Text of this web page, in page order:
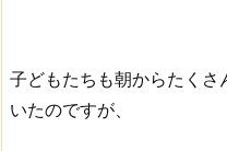
子どもたちも朝からたくさ
いたのですが、